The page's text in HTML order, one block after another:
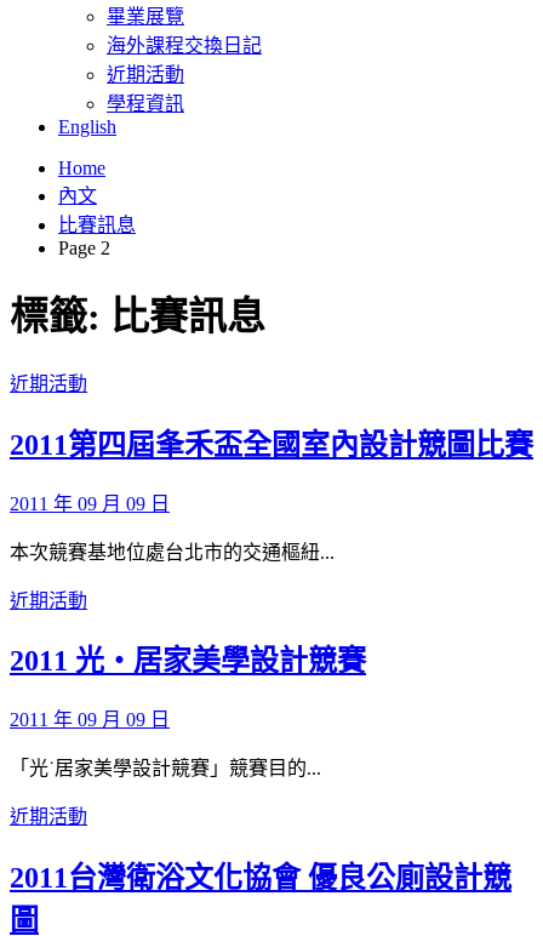
畢業展覽
海外課程交換日記
近期活動
學程資訊
English
Home
內文
比賽訊息
Page 2
標籤: 比賽訊息
近期活動
2011第四屆夆禾盃全國室內設計競圖比賽
2011 年 09 月 09 日
本次競賽基地位處台北市的交通樞紐...
近期活動
2011 光‧居家美學設計競賽
2011 年 09 月 09 日
「光˙居家美學設計競賽」競賽目的...
近期活動
2011台灣衛浴文化協會 優良公廁設計競
圖